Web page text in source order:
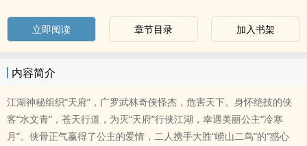
立即阅读 章节目录 加入书架
内容简介
江湖神秘组织“天府”，广罗武林奇侠怪杰，危害天下。身怀绝技的侠
客“水文青”，苍天行道，为灭“天府”行侠江湖，幸遇美丽公主“冷寒
月”。侠骨正气赢得了公主的爱情，二人携手大胜“崂山二鸟”的“惑心